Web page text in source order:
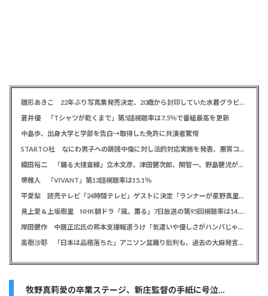
雛形あきこ 22年ぶり写真集発売決定、20歳から封印していた水着グラビア解禁「今だから出せる一冊」
蒼井優 「Tシャツが乾くまで」第5話視聴率は7.5％で番組最高を更新
中島歩、出身大学と学部を告白→取得した免許に共演者驚愕
STARTO社 なにわ男子への誹謗中傷に対し法的対応実施を発表、悪質コメントの投稿者を特定「責任追及を進めています」
織田裕二 「踊る大捜査線」立木文彦、津田健次郎、関智一、野島健児が警察幹部役で出演決定
堺雅人 「VIVANT」第13話視聴率は15.1％
平愛梨 読売テレビ「24時間テレビ」ゲストに決定「ランナーが星野真里さんと知って涙しました」杉浦太陽、ギャロップも出演
見上愛＆上坂樹里 NHK朝ドラ「風、薫る」7日放送の第95回視聴率は14.0％
岸田健作 中居正広氏の熊本支援報道うけ「気遣いや優しさがハンパじゃない」 中居氏との思い出を回顧
高樹沙耶 「日本は品格落ちた」アニソン盆踊り批判も、過去の大麻発言にも飛び火で自ら幕引き図る
牧野真莉愛の卒業ステージ、新庄監督の手紙に号泣…